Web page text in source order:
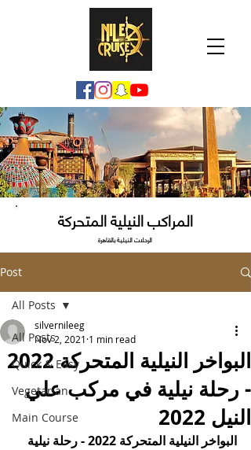
المراكب النيلية المتحركة
الرحلات النيلية بالقاهرة
Post
All Posts
Quick & Easy
Vegetarian
Main Course
All Posts
البواخر النيلية المتحركة 2022
- رحلة نيلية في مركب علي
النيل 2022
silvernileeg
Nov 2, 2021 1 min read
البواخر النيلية المتحركة 2022 - رحلة نيلية